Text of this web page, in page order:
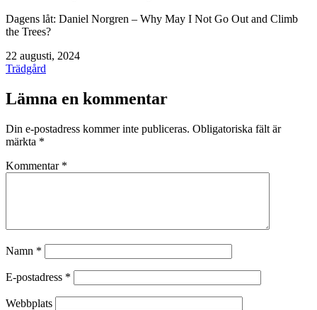
Dagens låt: Daniel Norgren – Why May I Not Go Out and Climb
the Trees?
Publicerat
den
22 augusti, 2024
Kategoriserat
Trädgård
Lämna en kommentar
Din e-postadress kommer inte publiceras. Obligatoriska fält är
märkta *
Kommentar *
Namn *
E-postadress *
Webbplats